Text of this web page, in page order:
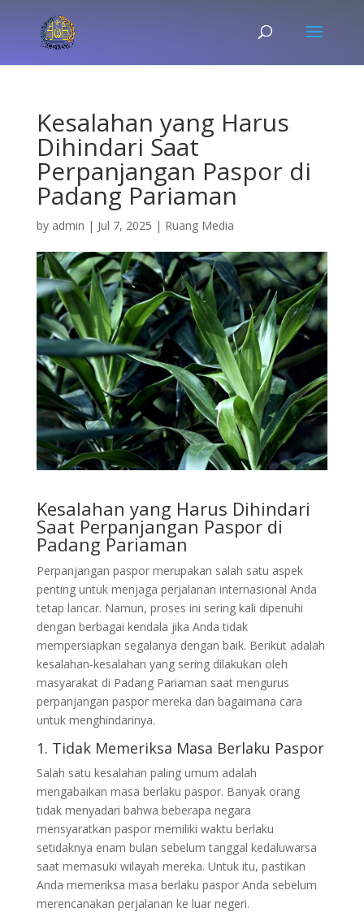
Kesalahan yang Harus
Dihindari Saat
Perpanjangan Paspor di
Padang Pariaman
by admin | Jul 7, 2025 | Ruang Media
Kesalahan yang Harus Dihindari
Saat Perpanjangan Paspor di
Padang Pariaman
Perpanjangan paspor merupakan salah satu aspek
penting untuk menjaga perjalanan internasional Anda
tetap lancar. Namun, proses ini sering kali dipenuhi
dengan berbagai kendala jika Anda tidak
mempersiapkan segalanya dengan baik. Berikut adalah
kesalahan-kesalahan yang sering dilakukan oleh
masyarakat di Padang Pariaman saat mengurus
perpanjangan paspor mereka dan bagaimana cara
untuk menghindarinya.
1. Tidak Memeriksa Masa Berlaku Paspor
Salah satu kesalahan paling umum adalah
mengabaikan masa berlaku paspor. Banyak orang
tidak menyadari bahwa beberapa negara
mensyaratkan paspor memiliki waktu berlaku
setidaknya enam bulan sebelum tanggal kedaluwarsa
saat memasuki wilayah mereka. Untuk itu, pastikan
Anda memeriksa masa berlaku paspor Anda sebelum
merencanakan perjalanan ke luar negeri.